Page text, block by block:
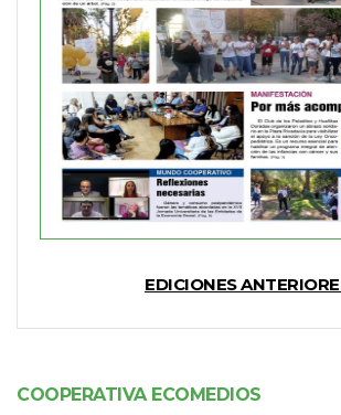
EDICIONES
COOPERATIVA ECOMEDIOS